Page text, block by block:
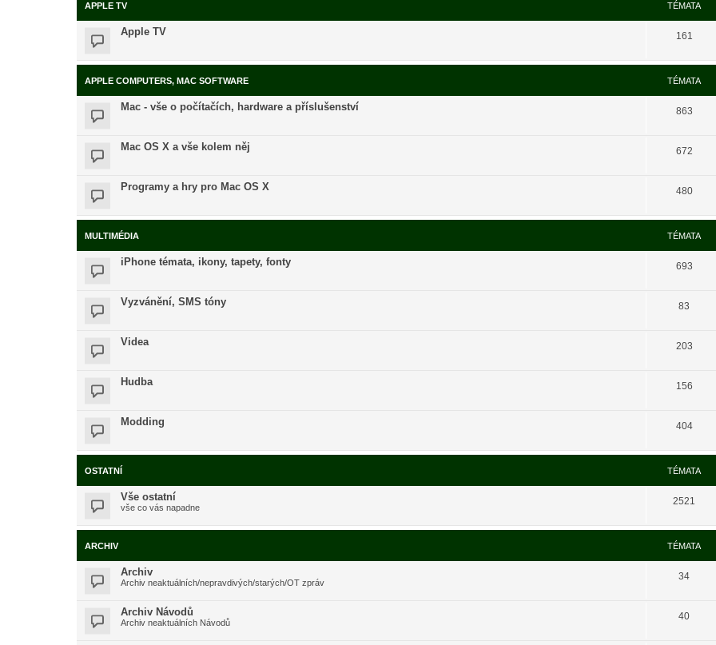
APPLE TV TÉMATA
Apple TV 161
APPLE COMPUTERS, MAC SOFTWARE TÉMATA
Mac - vše o počítačích, hardware a příslušenství 863
Mac OS X a vše kolem něj 672
Programy a hry pro Mac OS X 480
MULTIMÉDIA TÉMATA
iPhone témata, ikony, tapety, fonty 693
Vyzvánění, SMS tóny 83
Videa 203
Hudba 156
Modding 404
OSTATNÍ TÉMATA
Vše ostatní
vše co vás napadne
2521
ARCHIV TÉMATA
Archiv
Archiv neaktuálních/nepravdivých/starých/OT zpráv
34
Archiv Návodů
Archiv neaktuálních Návodů
40